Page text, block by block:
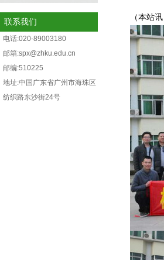
联系我们
电话:020-89003180
邮箱:spx@zhku.edu.cn
邮编:510225
地址:中国广东省广州市海珠区
纺织路东沙街24号
（本站